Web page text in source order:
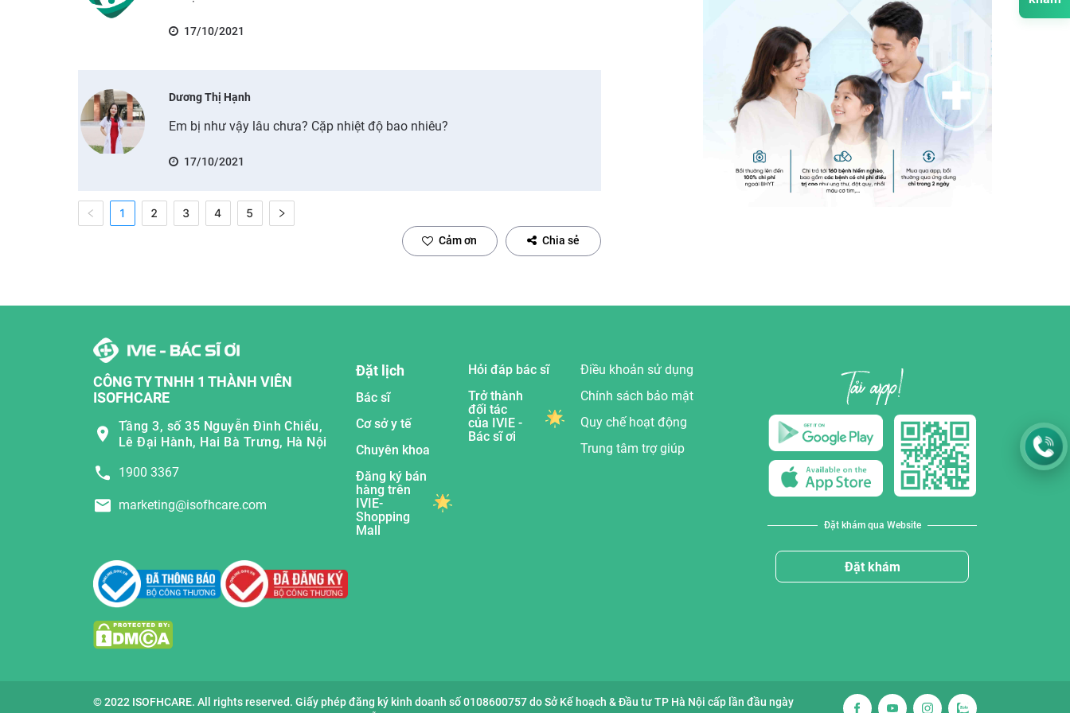
17/10/2021
Dương Thị Hạnh
Em bị như vậy lâu chưa? Cặp nhiệt độ bao nhiêu?
17/10/2021
1 2 3 4 5
Cảm ơn Chia sẻ
CÔNG TY TNHH 1 THÀNH VIÊN
ISOFHCARE
Tầng 3, số 35 Nguyễn Đình Chiểu,
Lê Đại Hành, Hai Bà Trưng, Hà Nội
1900 3367
marketing@isofhcare.com
Đặt lịch
Bác sĩ
Cơ sở y tế
Chuyên khoa
Đăng ký bán
hàng trên
IVIE-
Shopping
Mall
Hỏi đáp bác sĩ
Trở thành
đối tác
của IVIE -
Bác sĩ ơi
Điều khoản sử dụng
Chính sách bảo mật
Quy chế hoạt động
Trung tâm trợ giúp
Đặt khám qua Website
Đặt khám
© 2022 ISOFHCARE. All rights reserved. Giấy phép đăng ký kinh doanh số 0108600757 do Sở Kế hoạch & Đầu tư TP Hà Nội cấp lần đầu ngày